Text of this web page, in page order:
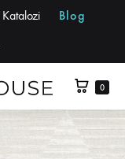
Katalozi Blog
0